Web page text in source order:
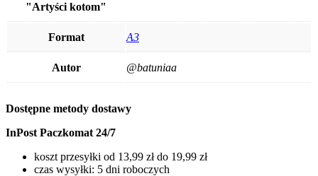
"Artyści kotom"
Format A3
Autor @batuniaa
Dostępne metody dostawy
InPost Paczkomat 24/7
koszt przesyłki od 13,99 zł do 19,99 zł
czas wysyłki: 5 dni roboczych